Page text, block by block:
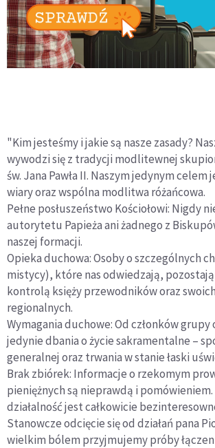
"Kim jesteśmy i jakie są nasze zasady?
wywodzi się z tradycji modlitewnej
św. Jana Pawła II. Naszym jedynym celem
wiary oraz wspólna modlitwa różańcowa.
Pełne posłuszeństwo Kościołowi: Nigdy
autorytetu Papieża ani żadnego z
naszej formacji.
Opieka duchowa: Osoby o szczególnych
mistycy), które nas odwiedzają, pozostają
kontrolą księży przewodników oraz
regionalnych.
Wymagania duchowe: Od członków
jedynie dbania o życie sakramentalne –
generalnej oraz trwania w stanie łaski
Brak zbiórek: Informacje o rzekomym
pieniężnych są nieprawdą i pomówieniem.
działalność jest całkowicie
Stanowcze odcięcie się od działań pana
wielkim bólem przyjmujemy próby